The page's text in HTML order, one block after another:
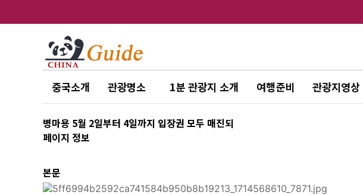
중국소개 관광명소 1분 관광지 소개 여행준비 관광지영상
병마용 5월 2일부터 4일까지 입장권 모두 매진되
페이지 정보
본문